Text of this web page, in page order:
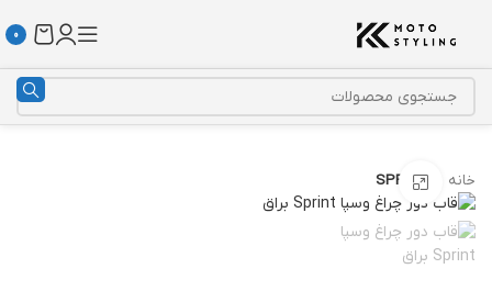
0
خانه SPRINTبزرگنمایی تصویر